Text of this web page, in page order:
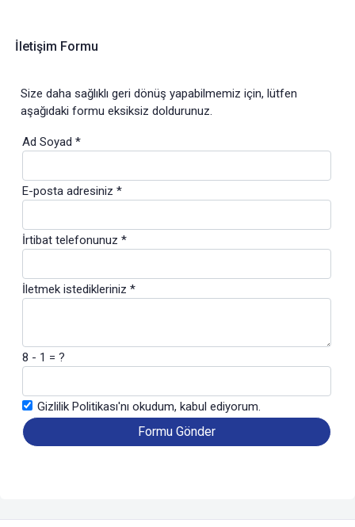
İletişim Formu
Size daha sağlıklı geri dönüş yapabilmemiz için, lütfen
aşağıdaki formu eksiksiz doldurunuz.
Ad Soyad *
E-posta adresiniz *
İrtibat telefonunuz *
İletmek istedikleriniz *
8 - 1 = ?
Gizlilik Politikası'nı okudum, kabul ediyorum.